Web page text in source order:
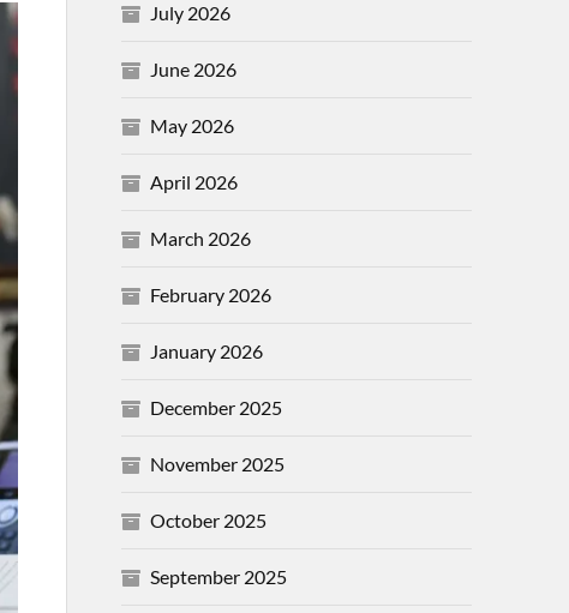
July 2026
June 2026
May 2026
April 2026
March 2026
February 2026
January 2026
December 2025
November 2025
October 2025
September 2025